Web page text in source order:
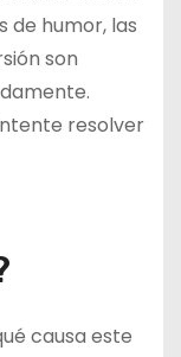
de humor, las
son
resolver
causa este